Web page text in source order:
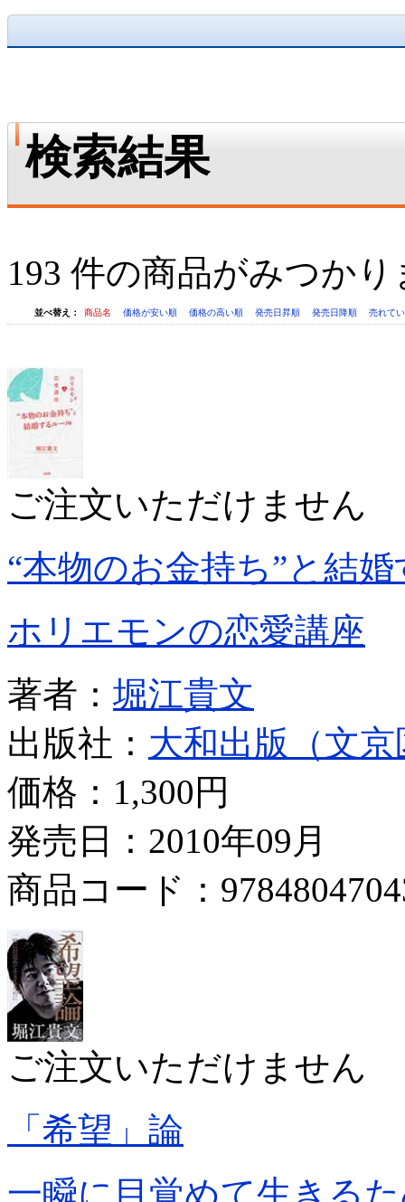
検索結果
193 件の商品がみつか
並べ替え： 商品名 価格が安い順 価格の高い順 発売日昇順 発売日降順 売れて
ご注文いただけません
“本物のお金持ち”と結
ホリエモンの恋愛講座
著者： 堀江貴文
出版社： 大和出版（文京
価格： 1,300円
発売日：2010年09月
商品コード：
ご注文いただけません
「希望」論
一瞬に目覚めて生きる